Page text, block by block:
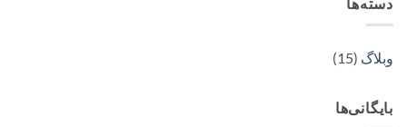
وبلاگ (15)
بایگانی‌ها